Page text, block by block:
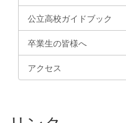
公立高校ガイドブック
卒業生の皆様へ
アクセス